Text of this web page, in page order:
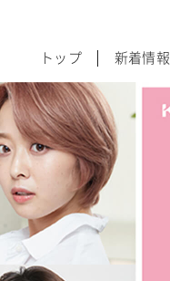
トップ 新着情報